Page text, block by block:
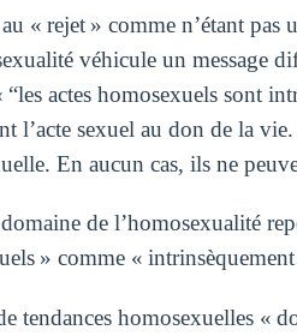
« rejet » comme n’étant pas
véhicule un message
actes homosexuels sont
l’acte sexuel au don de la
En aucun cas, ils ne
de l’homosexualité
» comme «
tendances homosexuelles «